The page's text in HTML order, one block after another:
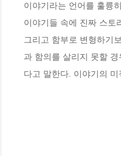
이야기라는 언어를 훌륭
이야기들 속에 진짜 스토
그리고 함부로 변형하기
과 함의를 살리지 못할
다고 말한다. 이야기의